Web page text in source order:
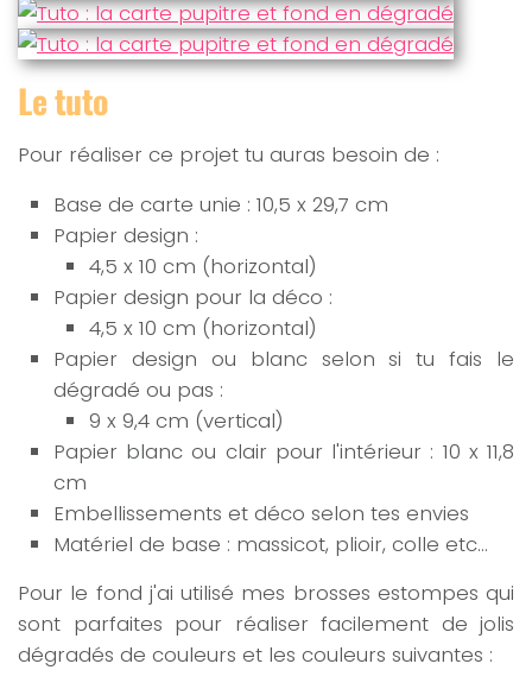
Le tuto
Pour réaliser ce projet tu auras besoin de :
Base de carte unie : 10,5 x 29,7 cm
Papier design :
4,5 x 10 cm (horizontal)
Papier design pour la déco :
4,5 x 10 cm (horizontal)
Papier design ou blanc selon si tu fais le
dégradé ou pas :
9 x 9,4 cm (vertical)
Papier blanc ou clair pour l'intérieur : 10 x 11,8
cm
Embellissements et déco selon tes envies
Matériel de base : massicot, plioir, colle etc…
Pour le fond j'ai utilisé mes brosses estompes qui
sont parfaites pour réaliser facilement de jolis
dégradés de couleurs et les couleurs suivantes :